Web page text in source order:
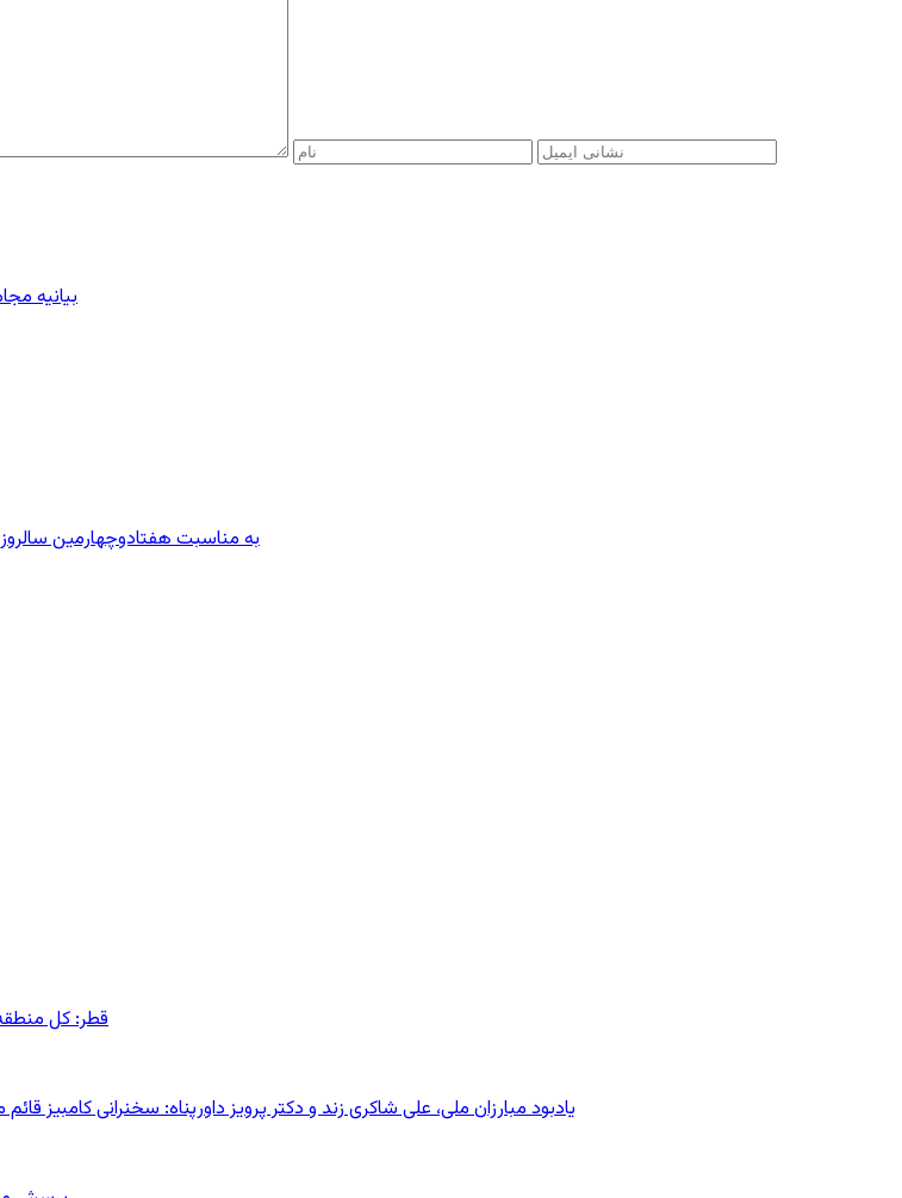
بیانیه
به مناسبت هفتادوچهارمین سالروز: نمایندگان
قطر: کل
یادبود مبارزان ملی، علی شاکری زند و دکتر پرویز داورپناه: سخنرانی